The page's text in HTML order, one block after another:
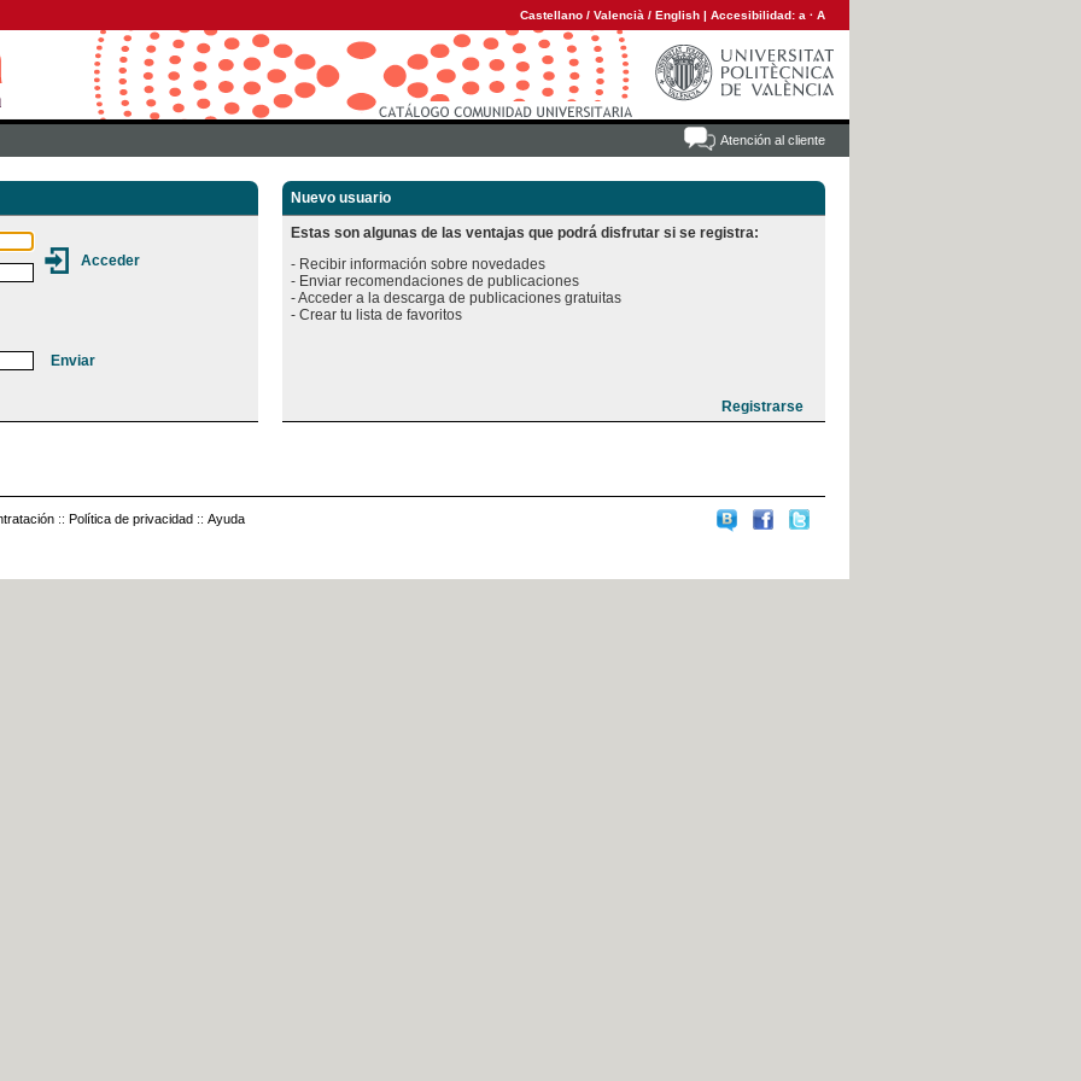
Castellano / Valencià / English | Accesibilidad: a · A
Atención al cliente
Nuevo usuario
Estas son algunas de las ventajas que podrá disfrutar si se registra:
- Recibir información sobre novedades
- Enviar recomendaciones de publicaciones
- Acceder a la descarga de publicaciones gratuitas
:: Política de privacidad :: Ayuda